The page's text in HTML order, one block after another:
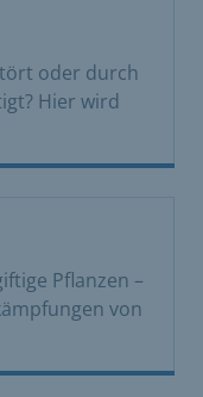
oder durch
Hier wird
Pflanzen –
von